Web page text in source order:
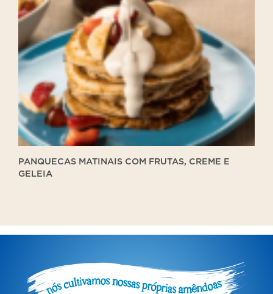
matinais
com
frutas,
creme
e
geleia
PANQUECAS MATINAIS COM FRUTAS, CREME E
GELEIA